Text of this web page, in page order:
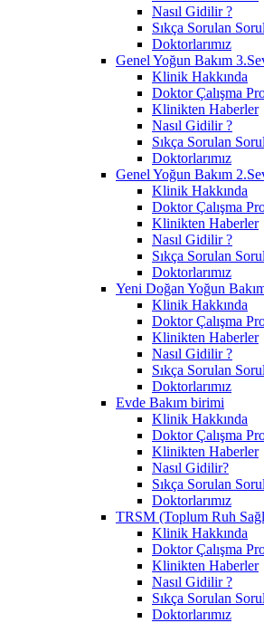
Nasıl Gidilir ?
Sıkça Sorulan
Doktorlarımız
Genel Yoğun Bakım
Klinik Hakkında
Doktor Çalışma
Klinikten Haberler
Nasıl Gidilir ?
Sıkça Sorulan
Doktorlarımız
Genel Yoğun Bakım
Klinik Hakkında
Doktor Çalışma
Klinikten Haberler
Nasıl Gidilir ?
Sıkça Sorulan
Doktorlarımız
Yeni Doğan Yoğun
Klinik Hakkında
Doktor Çalışma
Klinikten Haberler
Nasıl Gidilir ?
Sıkça Sorulan
Doktorlarımız
Evde Bakım birimi
Klinik Hakkında
Doktor Çalışma
Klinikten Haberler
Nasıl Gidilir?
Sıkça Sorulan
Doktorlarımız
TRSM (Toplum Ruh
Klinik Hakkında
Doktor Çalışma
Klinikten Haberler
Nasıl Gidilir ?
Sıkça Sorulan
Doktorlarımız